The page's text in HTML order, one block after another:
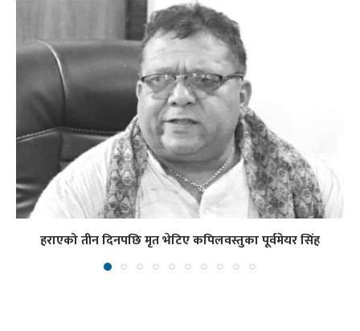
हराएको तीन दिनपछि मृत भेटिए कपिलवस्तुका पूर्वमेयर सिंह